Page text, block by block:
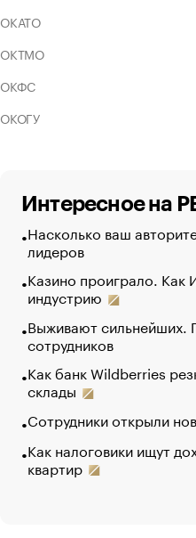
ОКАТО
ОКТМО
ОКФС
ОКОГУ
Интересное на
Насколько ваш
лидеров
Казино проиграло.
индустрию
Выживают сильнейших.
сотрудников
Как банк Wildberries
склады
Сотрудники открыли
Как налоговики ищут
квартир